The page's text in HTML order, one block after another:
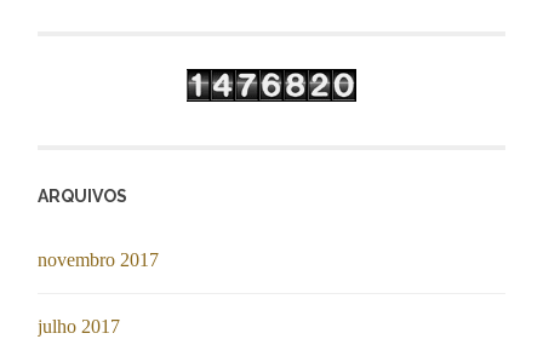
ARQUIVOS
novembro 2017
julho 2017